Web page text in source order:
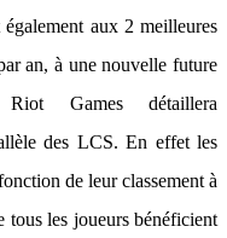
aux 2 meilleures
an, à une nouvelle future
Riot Games détaillera
des LCS. En effet les
de leur classement à
tous les joueurs bénéficient